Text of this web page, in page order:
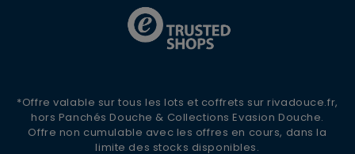
*Offre valable sur tous les lots et coffrets sur rivadouce.fr,
hors Panchés Douche & Collections Evasion Douche.
Offre non cumulable avec les offres en cours, dans la
limite des stocks disponibles.